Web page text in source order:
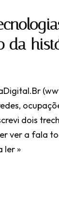
da
dois
ver a fala
ler »